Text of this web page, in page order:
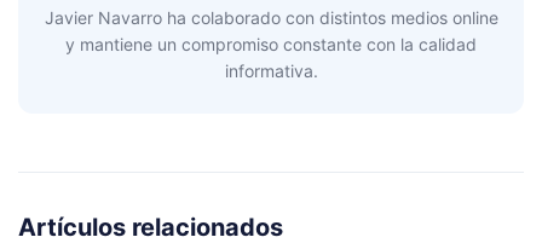
Javier Navarro ha colaborado con distintos medios online
y mantiene un compromiso constante con la calidad
informativa.
Artículos relacionados